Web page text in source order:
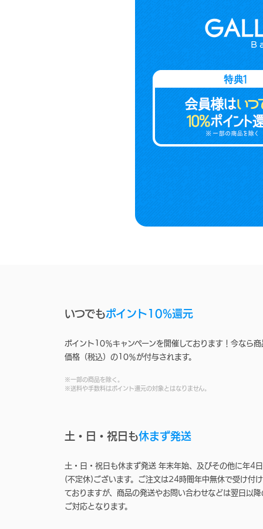
いつでもポイント10%還元
ポイント10％キャンペーンを開催しております！今なら商
価格（税込）の10％が付与されます。
※一部の商品を除く。
※送料や手数料はポイント還元の対象とはなりません。
土・日・祝日も休まず発送
土・日・祝日も休まず発送 年末年始、及びその他に年4日
(不定休)ございます。ご注文は24時間年中無休で受け付け
ておりますが、商品の発送やお問い合わせなどは翌日以降
ご対応となります。